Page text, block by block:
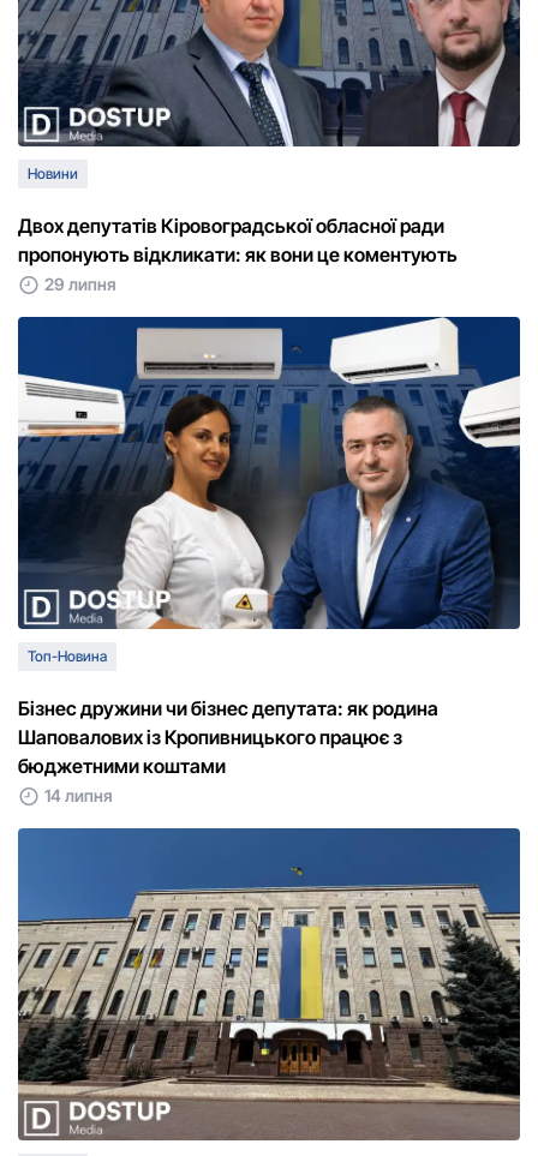
Новини
Двох депутатів Кіровоградської обласної ради
пропонують відкликати: як вони це коментують
29 липня
Топ-Новина
Бізнес дружини чи бізнес депутата: як родина
Шаповалових із Кропивницького працює з
бюджетними коштами
14 липня